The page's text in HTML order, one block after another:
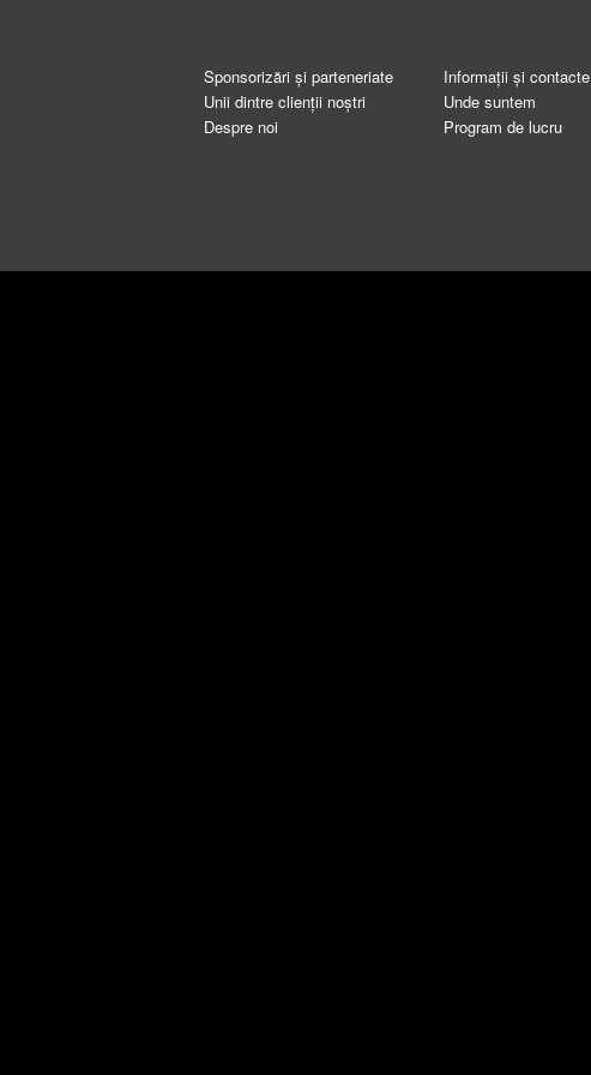
Sponsorizări și parteneriate
Unii dintre clienții noștri
Despre noi
Informații și contacte
Unde suntem
Program de lucru